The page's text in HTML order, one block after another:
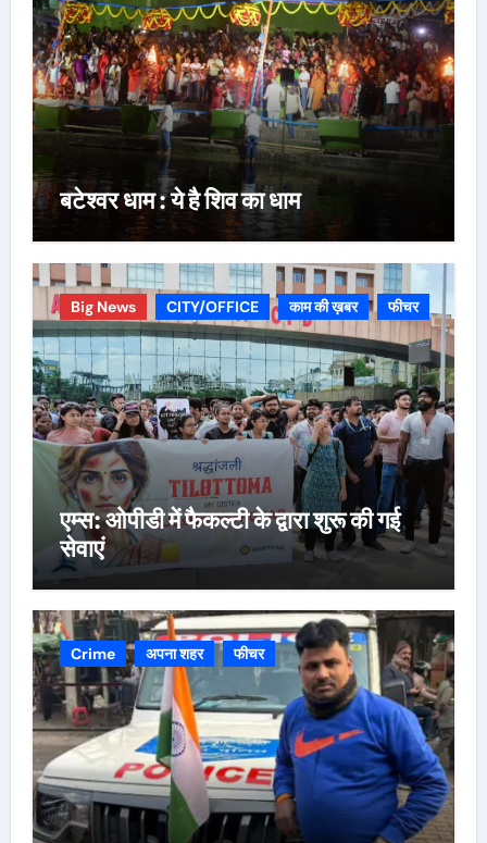
बटेश्वर धाम : ये है शिव का धाम
Big News CITY/OFFICE काम की ख़बर फीचर
एम्स: ओपीडी में फैकल्टी के द्वारा शुरू की गई
सेवाएं
Crime अपना शहर फीचर